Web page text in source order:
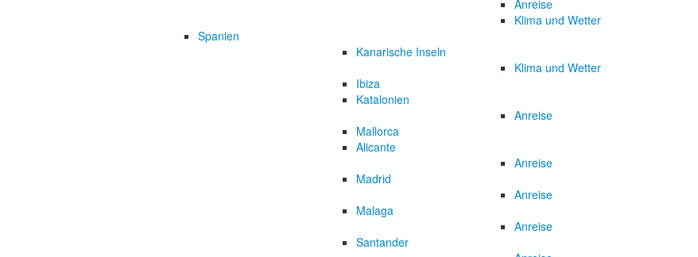
Anreise
Klima und Wetter
Spanien
Kanarische Inseln
Klima und Wetter
Ibiza
Katalonien
Anreise
Mallorca
Alicante
Anreise
Madrid
Anreise
Malaga
Anreise
Santander